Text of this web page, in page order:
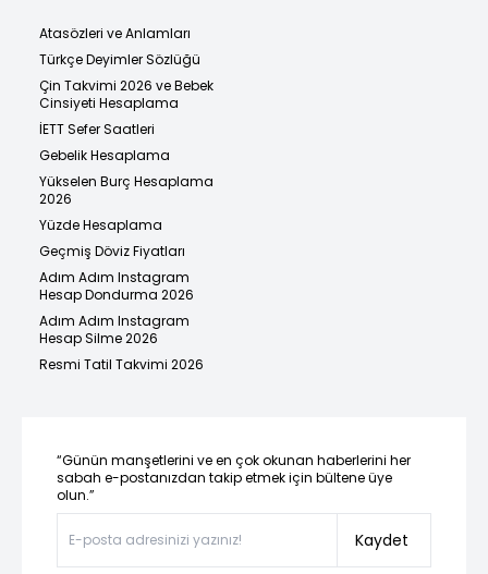
Atasözleri ve Anlamları
Türkçe Deyimler Sözlüğü
Çin Takvimi 2026 ve Bebek
Cinsiyeti Hesaplama
İETT Sefer Saatleri
Gebelik Hesaplama
Yükselen Burç Hesaplama
2026
Yüzde Hesaplama
Geçmiş Döviz Fiyatları
Adım Adım Instagram
Hesap Dondurma 2026
Adım Adım Instagram
Hesap Silme 2026
Resmi Tatil Takvimi 2026
“Günün manşetlerini ve en çok okunan haberlerini her
sabah e-postanızdan takip etmek için bültene üye
olun.”
Kaydet